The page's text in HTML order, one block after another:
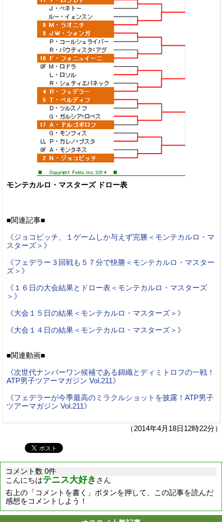
モンテカルロ・マスターズ ドロー表
■関連記事■
《ジョコビッチ、１ゲームしか与えず完勝＜モンテカルロ・マ
スターズ＞》
《フェデラー３回戦も５７分で快勝＜モンテカルロ・マスター
ズ＞》
《１６日の大会結果とドロー表＜モンテカルロ・マスターズ
＞》
《大会１５日の結果＜モンテカルロ・マスターズ＞》
《大会１４日の結果＜モンテカルロ・マスターズ＞》
■関連動画■
《次世代ナンバーワン候補である錦織とディミトロフの一戦！
ATP男子ツアーマガジン Vol.211》
《フェデラーが今季最高のミラクルショットを披露！ATP男子
ツアーマガジン Vol.211》
（2014年4月18日12時22分）
コメント数 0件
こんにちはテニス大好き さん
右上の「コメントを書く」ボタンを押して、この記事を読んだ
感想をコメントしよう！